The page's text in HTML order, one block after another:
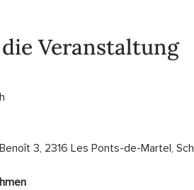
Veranstaltung
3, 2316 Les Ponts-de-Martel,